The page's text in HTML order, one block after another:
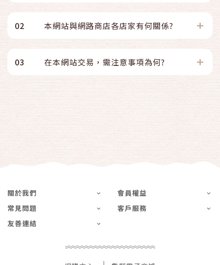
02 本網站與網路商店各店家有何關係?
03 在本網站交易，需注意事項為何?
關於我們
會員權益
常見問題
客戶服務
友善連結